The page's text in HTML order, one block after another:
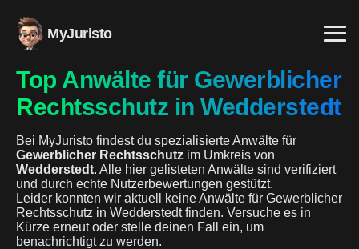
MyJuristo
Top Anwälte für Gewerblicher
Rechtsschutz in Wedderstedt
Bei MyJuristo findest du spezialisierte Anwälte für
Gewerblicher Rechtsschutz im Umkreis von
Wedderstedt. Alle hier gelisteten Anwälte sind verifiziert
und durch echte Nutzerbewertungen gestützt.
Leider konnten wir aktuell keine Anwälte für Gewerblicher
Rechtsschutz in Wedderstedt finden. Versuche es in
Kürze erneut oder stelle deinen Fall ein, um
benachrichtigt zu werden.